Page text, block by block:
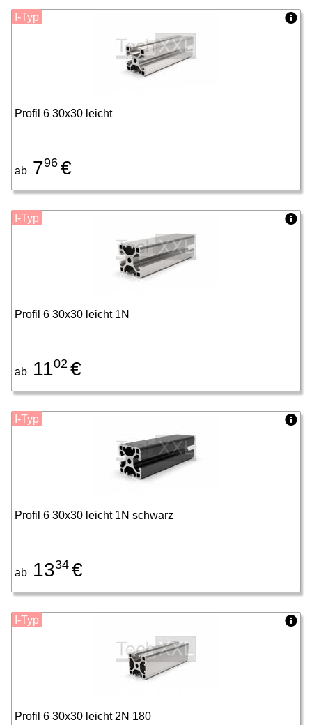
Profil 6 30x30 leicht
ab 796 €
I-Typ
Profil 6 30x30 leicht 1N
ab 1102 €
I-Typ
Profil 6 30x30 leicht 1N schwarz
ab 1334 €
I-Typ
Profil 6 30x30 leicht 2N 180
I-Typ